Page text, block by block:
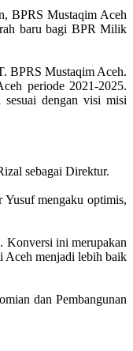
BPRS Mustaqim Aceh
baru bagi BPR Milik
BPRS Mustaqim Aceh.
periode 2021-2025.
sesuai dengan visi misi
sebagai Direktur.
Yusuf mengaku optimis,
Konversi ini merupakan
Aceh menjadi lebih baik
dan Pembangunan